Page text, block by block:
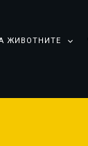
ЖИВОТНИТЕ